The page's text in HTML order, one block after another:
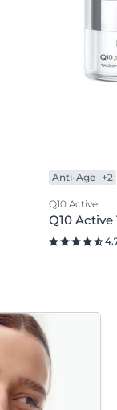
Anti-Age +2
Q10 Active
Q10